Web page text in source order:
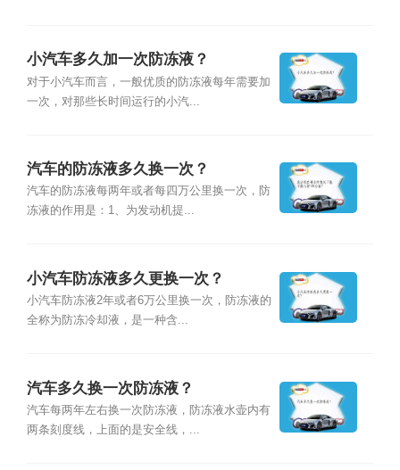
小汽车多久加一次防冻液？
对于小汽车而言，一般优质的防冻液每年需要加
一次，对那些长时间运行的小汽...
汽车的防冻液多久换一次？
汽车的防冻液每两年或者每四万公里换一次，防
冻液的作用是：1、为发动机提...
小汽车防冻液多久更换一次？
小汽车防冻液2年或者6万公里换一次，防冻液的
全称为防冻冷却液，是一种含...
汽车多久换一次防冻液？
汽车每两年左右换一次防冻液，防冻液水壶内有
两条刻度线，上面的是安全线，...